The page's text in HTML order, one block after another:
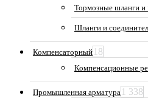
Тормозные шланги и
Шланги и
Компенсаторный 18
Компенсационные
Промышленная арматура 1 338